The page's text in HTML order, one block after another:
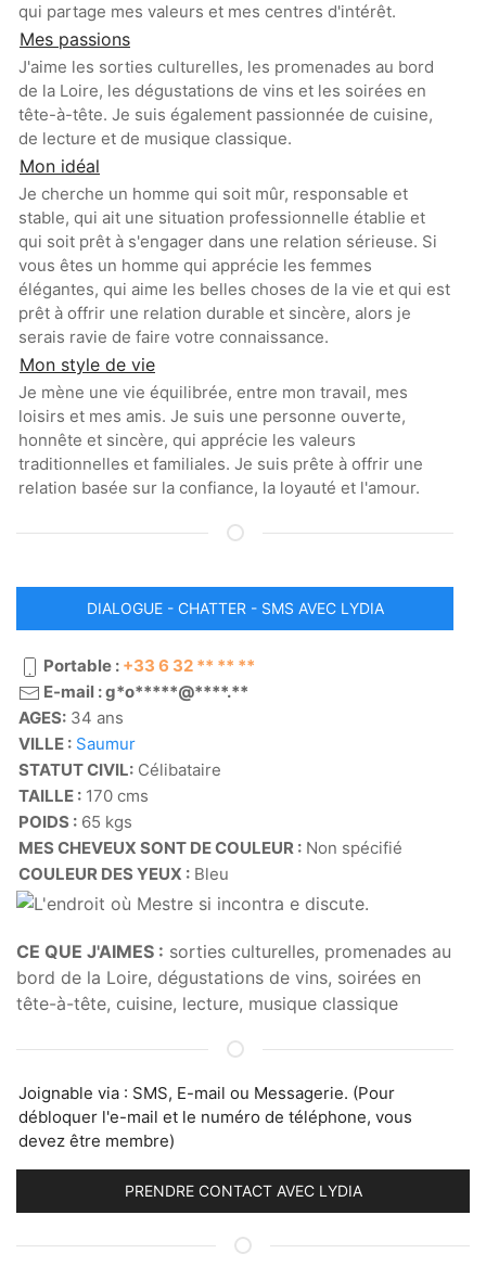
qui partage mes valeurs et mes centres d'intérêt.
Mes passions
J'aime les sorties culturelles, les promenades au bord
de la Loire, les dégustations de vins et les soirées en
tête-à-tête. Je suis également passionnée de cuisine,
de lecture et de musique classique.
Mon idéal
Je cherche un homme qui soit mûr, responsable et
stable, qui ait une situation professionnelle établie et
qui soit prêt à s'engager dans une relation sérieuse. Si
vous êtes un homme qui apprécie les femmes
élégantes, qui aime les belles choses de la vie et qui est
prêt à offrir une relation durable et sincère, alors je
serais ravie de faire votre connaissance.
Mon style de vie
Je mène une vie équilibrée, entre mon travail, mes
loisirs et mes amis. Je suis une personne ouverte,
honnête et sincère, qui apprécie les valeurs
traditionnelles et familiales. Je suis prête à offrir une
relation basée sur la confiance, la loyauté et l'amour.
DIALOGUE - CHATTER - SMS AVEC LYDIA
Portable : +33 6 32 ** ** **
E-mail : g*o*****@****.**
AGES: 34 ans
VILLE : Saumur
STATUT CIVIL: Célibataire
TAILLE : 170 cms
POIDS : 65 kgs
MES CHEVEUX SONT DE COULEUR : Non spécifié
COULEUR DES YEUX : Bleu
CE QUE J'AIMES : sorties culturelles, promenades au
bord de la Loire, dégustations de vins, soirées en
tête-à-tête, cuisine, lecture, musique classique
Joignable via : SMS, E-mail ou Messagerie. (Pour
débloquer l'e-mail et le numéro de téléphone, vous
devez être membre)
PRENDRE CONTACT AVEC LYDIA